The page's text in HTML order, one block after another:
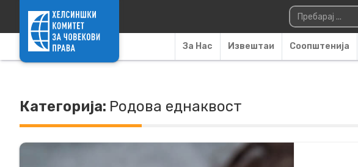
Пребарувај за:
За Нас Извештаи Соопштенија
Категорија: Родова еднаквост